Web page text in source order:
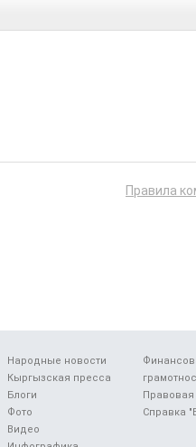
Правила
Народные новости
Кыргызская пресса
Блоги
Фото
Видео
Правовая
Справка